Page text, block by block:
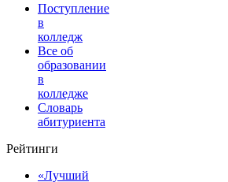
Поступление
в
колледж
Все об
образовании
в
колледже
Словарь
абитуриента
Рейтинги
«Лучший